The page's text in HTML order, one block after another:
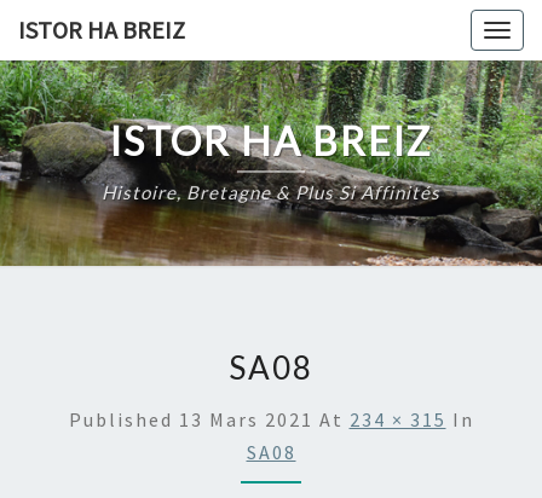
content
ISTOR HA BREIZ
ISTOR HA BREIZ
Histoire, Bretagne & Plus Si Affinités
SA08
Published 13 Mars 2021 At 234 × 315 In
SA08